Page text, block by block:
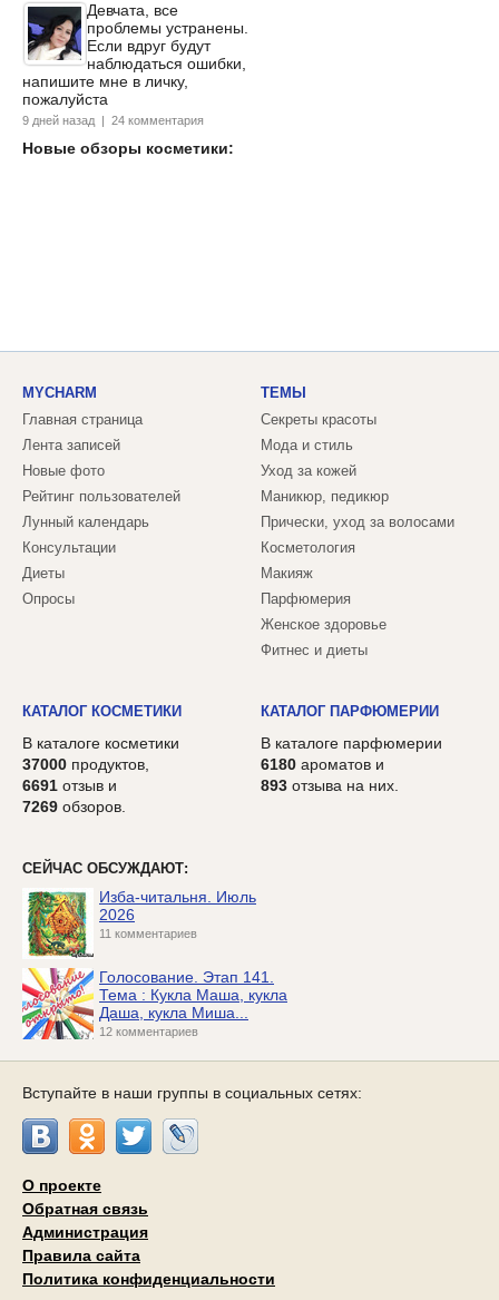
Девчата, все
проблемы устранены.
Если вдруг будут
наблюдаться ошибки,
напишите мне в личку,
пожалуйста
9 дней назад | 24 комментария
Новые обзоры косметики:
MYCHARM
Главная страница
Лента записей
Новые фото
Рейтинг пользователей
Лунный календарь
Консультации
Диеты
Опросы
ТЕМЫ
Секреты красоты
Мода и стиль
Уход за кожей
Маникюр, педикюр
Прически, уход за волосами
Косметология
Макияж
Парфюмерия
Женское здоровье
Фитнес и диеты
КАТАЛОГ КОСМЕТИКИ
В каталоге косметики
37000 продуктов,
6691 отзыв и
7269 обзоров.
КАТАЛОГ ПАРФЮМЕРИИ
В каталоге парфюмерии
6180 ароматов и
893 отзыва на них.
СЕЙЧАС ОБСУЖДАЮТ:
Изба-читальня. Июль
2026
11 комментариев
Голосование. Этап 141.
Тема : Кукла Маша, кукла
Даша, кукла Миша...
12 комментариев
Вступайте в наши группы в социальных сетях:
О проекте
Обратная связь
Администрация
Правила сайта
Политика конфиденциальности